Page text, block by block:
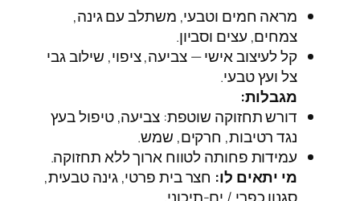
מראה חמים וטבעי, משתלב עם גינה,
צמחים, עצים וסביון.
קל לעיצוב אישי — צביעה, ציפוי, שילוב גבי
צל ועץ טבעי.
מגבלות:
דורש תחזוקה שוטפת: צביעה, טיפול בעץ
נגד רטיבות, חרקים, שמש.
עמידות פחותה לטווח ארוך ללא תחזוקה.
מי יתאים לו: חצר בית פרטי, גינה טבעית,